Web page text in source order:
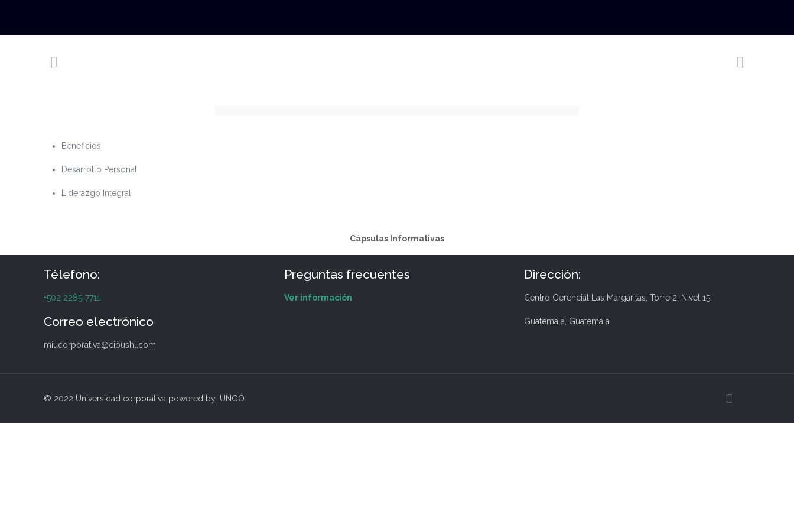
Beneficios
Desarrollo Personal
Liderazgo Integral
Cápsulas Informativas
Télefono:
+502 2285-7711
Correo electrónico
miucorporativa@cibushl.com
Preguntas frecuentes
Ver información
Dirección:
Centro Gerencial Las Margaritas, Torre 2, Nivel 15.
Guatemala, Guatemala
© 2022 Universidad corporativa powered by IUNGO.